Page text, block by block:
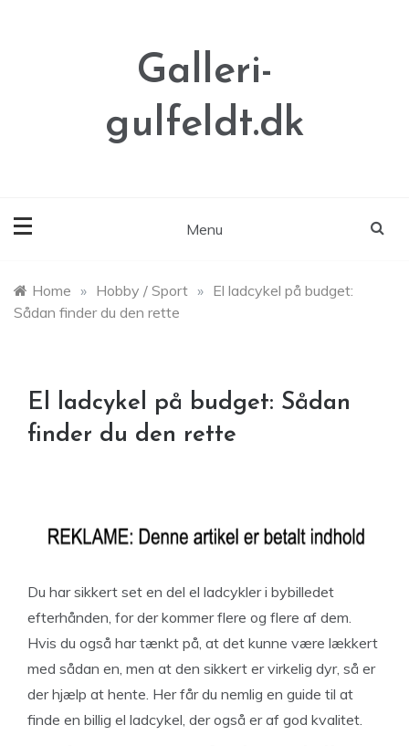
Galleri-
gulfeldt.dk
Menu
Home » Hobby / Sport » El ladcykel på budget:
Sådan finder du den rette
El ladcykel på budget: Sådan
finder du den rette
Du har sikkert set en del el ladcykler i bybilledet
efterhånden, for der kommer flere og flere af dem.
Hvis du også har tænkt på, at det kunne være lækkert
med sådan en, men at den sikkert er virkelig dyr, så er
der hjælp at hente. Her får du nemlig en guide til at
finde en billig el ladcykel, der også er af god kvalitet.